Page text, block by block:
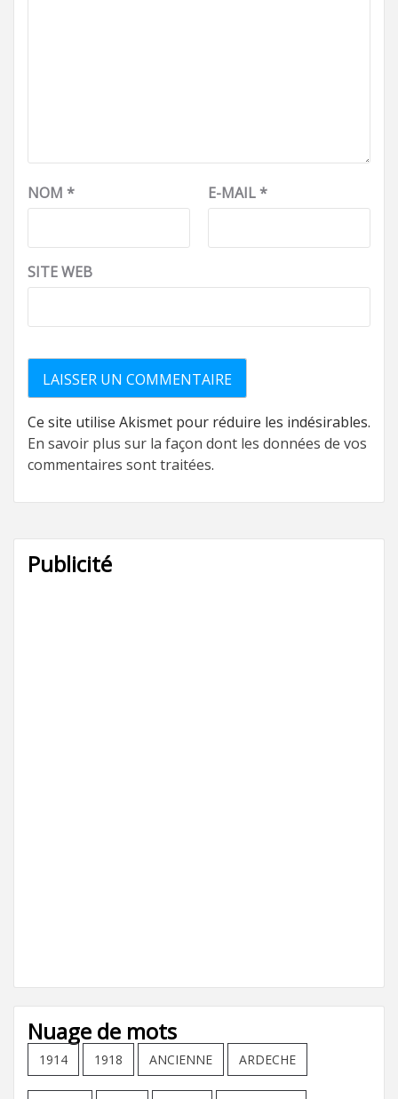
NOM * E-MAIL*
SITE WEB
Ce site utilise Akismet pour réduire les indésirables.
En savoir plus sur la façon dont les données de vos
commentaires sont traitées.
Publicité
Nuage de mots
1914 1918 ANCIENNE ARDECHE